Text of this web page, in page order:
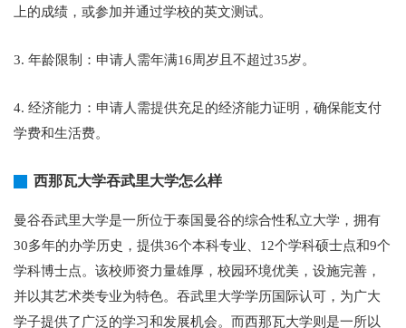
上的成绩，或参加并通过学校的英文测试。
3. 年龄限制：申请人需年满16周岁且不超过35岁。
4. 经济能力：申请人需提供充足的经济能力证明，确保能支付
学费和生活费。
西那瓦大学吞武里大学怎么样
曼谷吞武里大学是一所位于泰国曼谷的综合性私立大学，拥有
30多年的办学历史，提供36个本科专业、12个学科硕士点和9个
学科博士点。该校师资力量雄厚，校园环境优美，设施完善，
并以其艺术类专业为特色。吞武里大学学历国际认可，为广大
学子提供了广泛的学习和发展机会。而西那瓦大学则是一所以